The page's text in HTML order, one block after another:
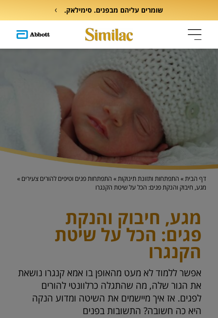
שומרים עליהם מבפנים. סימילאק.
דף הבית» התפתחות ותזונת תינוקות» התפתחות פגים וטיפים להורים צעירים »
מגע, חיבוק והנקת פגים: הכל על שיטת הקנגרו
מגע, חיבוק והנקת
פגים: הכל על שיטת
הקנגרו
אפשר ללמוד לא מעט מהאופן בו אמא קנגרו נושאת
את הגור שלה, מה שהתגלה כרלוונטי להורים
לפגים. אז איך מיישמים את השיטה ומדוע הנקה
היא כה חשובה? התשובות בפנים